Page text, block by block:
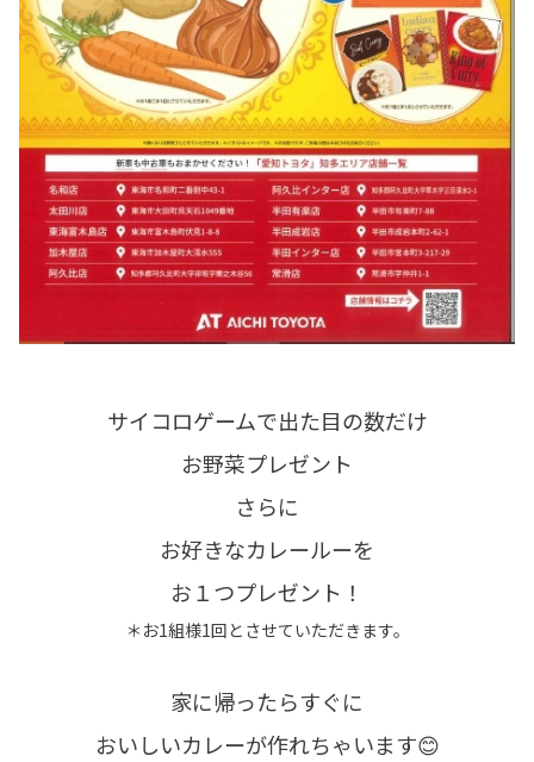
サイコロゲームで出た目の数だけ
お野菜プレゼント
さらに
お好きなカレールーを
お１つプレゼント！
＊お1組様1回とさせていただきます。
家に帰ったらすぐに
おいしいカレーが作れちゃいます😊